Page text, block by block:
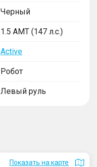
Черный
1.5 AMT (147 л.с.)
Active
Робот
Левый руль
Показать на карте